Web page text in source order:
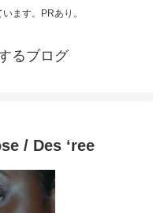
ます。PRあり。
るブログ
/ Des ‘ree